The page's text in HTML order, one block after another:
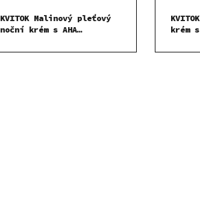
KVITOK Malinový pleťový
noční krém s AHA
krém